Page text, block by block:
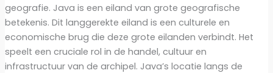
geografie. Java is een eiland van grote geografische
betekenis. Dit langgerekte eiland is een culturele en
economische brug die deze grote eilanden verbindt. Het
speelt een cruciale rol in de handel, cultuur en
infrastructuur van de archipel. Java’s locatie langs de